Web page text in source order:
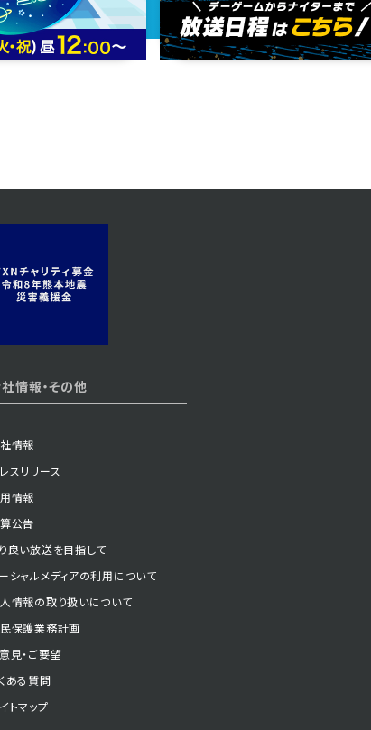
2023年06月13日 放送
2023年06月05日 放送
第4話
2023年05月31日 放送
第1話
情報・その他
情報
スリリース
情報
公告
良い放送を目指して
シャルメディアの利用について
情報の取り扱いについて
保護業務計画
見・ご要望
ある質問
トマップ